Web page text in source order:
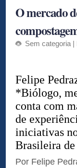
O mercado
Sem categoria |
Felipe
*Biólogo,
conta com
de
iniciativas
Brasileira
Por Felipe